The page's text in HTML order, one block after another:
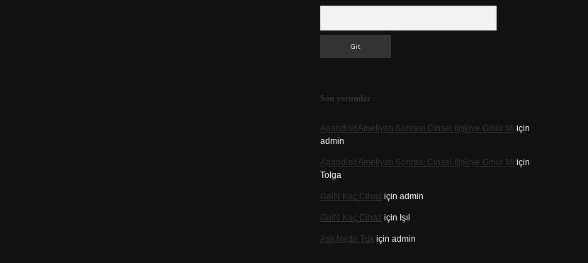
Son yorumlar
Apandisit Ameliyatı Sonrası Cinsel Ilişkiye Girilir Mi için
admin
Apandisit Ameliyatı Sonrası Cinsel Ilişkiye Girilir Mi için
Tolga
Gai̇N Kaç Cihaz için admin
Gai̇N Kaç Cihaz için Işıl
Aslı Nedir Tdk için admin